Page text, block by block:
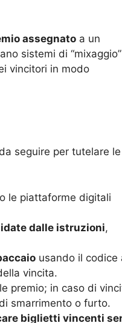
assegnato a un
sistemi di “mixaggio”
vincitori in modo
seguire per tutelare le
le piattaforme digitali
dalle istruzioni,
usando il codice
vincita.
premio; in caso di
smarrimento o furto.
biglietti vincenti